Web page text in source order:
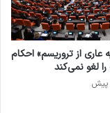
عاری از تروریسم» احکام
لغو نمی‌کند